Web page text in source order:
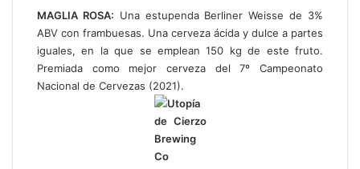
MAGLIA ROSA: Una estupenda Berliner Weisse de 3%
ABV con frambuesas. Una cerveza ácida y dulce a partes
iguales, en la que se emplean 150 kg de este fruto.
Premiada como mejor cerveza del 7º Campeonato
Nacional de Cervezas (2021).